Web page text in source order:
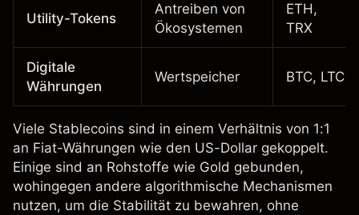
Utility-Tokens
Antreiben von
Ökosystemen
ETH,
TRX
Digitale
Währungen
Wertspeicher BTC, LTC
Viele Stablecoins sind in einem Verhältnis von 1:1
an Fiat-Währungen wie den US-Dollar gekoppelt.
Einige sind an Rohstoffe wie Gold gebunden,
wohingegen andere algorithmische Mechanismen
nutzen, um die Stabilität zu bewahren, ohne